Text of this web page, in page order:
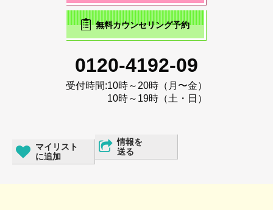
無料カウンセリング予約
0120-4192-09
受付時間:10時～20時（月〜金）
10時～19時（土・日）
マイリスト
に追加
情報を
送る